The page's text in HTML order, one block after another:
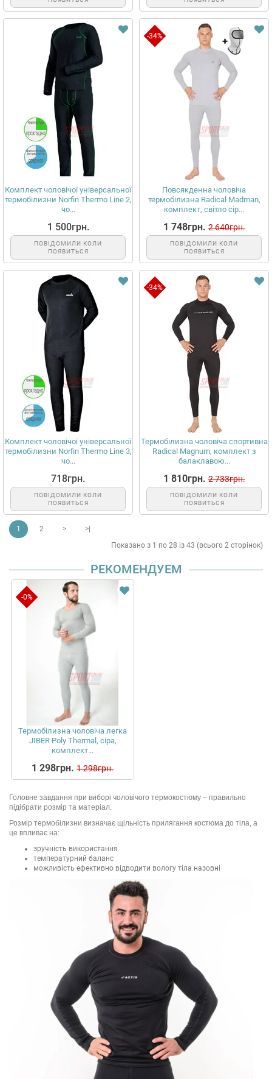
Комплект чоловічої універсальної
термобілизни Norfin Thermo Line 2,
чо...
1 500грн.
ПОВІДОМИЛИ КОЛИ
ПОЯВИТЬСЯ
-34%
Повсякденна чоловіча
термобілизна Radical Madman,
комплект, світло сір...
1 748грн. 2 640грн.
ПОВІДОМИЛИ КОЛИ
ПОЯВИТЬСЯ
Комплект чоловічої універсальної
термобілизни Norfin Thermo Line 3,
чо...
718грн.
ПОВІДОМИЛИ КОЛИ
ПОЯВИТЬСЯ
-34%
Термобілизна чоловіча спортивна
Radical Magnum, комплект з
балаклавою...
1 810грн. 2 733грн.
ПОВІДОМИЛИ КОЛИ
ПОЯВИТЬСЯ
1 2 >
>|
Показано з 1 по 28 із 43 (всього 2 сторінок)
РЕКОМЕНДУЕМ
-0%
Термобілизна чоловіча легка
JIBER Poly Thermal, сіра,
комплект...
1 298грн. 1 298грн.
Головне завдання при виборі чоловічого термокостюму – правильно
підібрати розмір та матеріал.
Розмір термобілизни визначає щільність прилягання костюма до тіла, а
це впливає на:
зручність використання
температурний баланс
можливість ефективно відводити вологу тіла назовні